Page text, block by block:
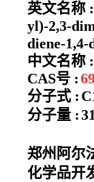
言英文名称 :
yl)-2,3-
diene-1,4-
中文名称 :
CAS号 :
分子式 :
分子量 :
郑州阿尔
化学品开